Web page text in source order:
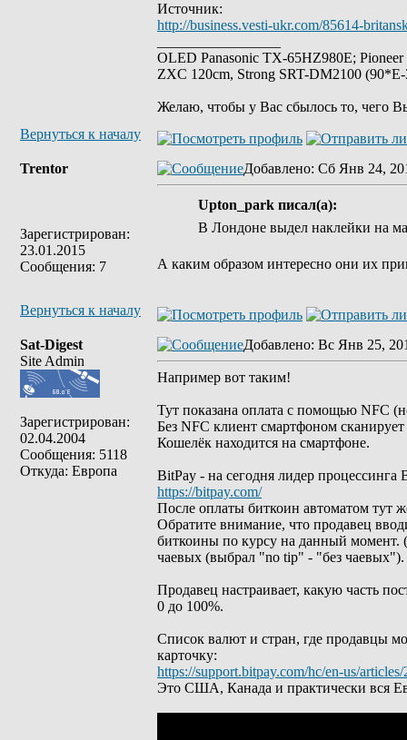
Источник:
http://business.vesti-ukr.com/85614-
OLED Panasonic TX-65HZ980E;
ZXC 120cm, Strong SRT-DM2100
Желаю, чтобы у Вас сбылось то, чего
Вернуться к началу
Trentor
Зарегистрирован:
23.01.2015
Сообщения: 7
Добавлено: Сб Янв 24,
Upton_park писал(а):
В Лондоне выдел наклейки на
А каким образом интересно они их
Вернуться к началу
Sat-Digest
Site Admin
Зарегистрирован:
02.04.2004
Сообщения: 5118
Откуда: Европа
Добавлено: Вс Янв 25,
Например вот таким!
Тут показана оплата с помощью NFC
Без NFC клиент смартфоном
Кошелёк находится на смартфоне.
BitPay - на сегодня лидер
https://bitpay.com/
После оплаты биткоин автоматом тут
Обратите внимание, что продавец
биткоины по курсу на данный момент.
чаевых (выбрал "no tip" - "без чаевых").
Продавец настраивает, какую часть
0 до 100%.
Список валют и стран, где продавцы
карточку:
https://support.bitpay.com/hc/en-us/
Это США, Канада и практически вся